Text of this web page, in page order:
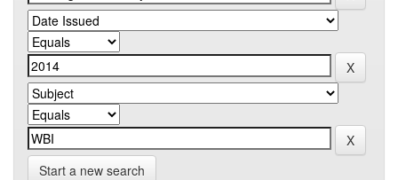
Start a new search